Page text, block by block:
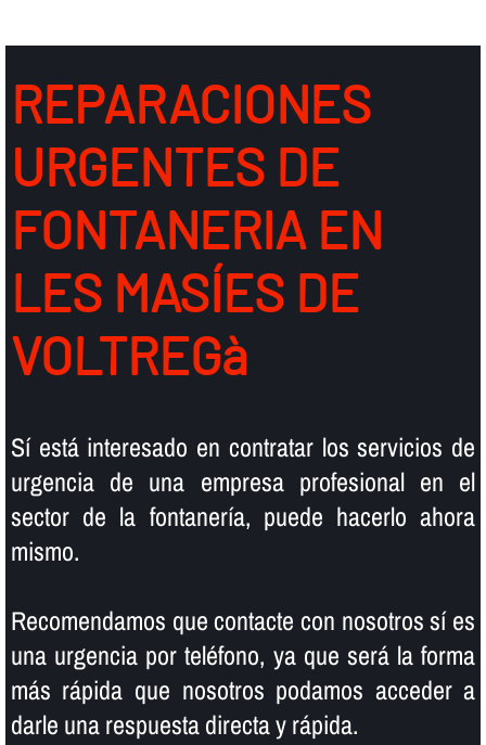
REPARACIONES
URGENTES DE
FONTANERIA EN
LES MASÍES DE
VOLTREGà
Sí­ está interesado en contratar los servicios de
urgencia de una empresa profesional en el
sector de la fontanerí­a, puede hacerlo ahora
mismo.
Recomendamos que contacte con nosotros sí­ es
una urgencia por teléfono, ya que será la forma
más rápida que nosotros podamos acceder a
darle una respuesta directa y rápida.